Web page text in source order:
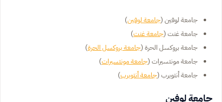
جامعة لوفين (جامعة لوفين)
جامعة غنت (جامعة غنت)
جامعة بروكسل الحرة (جامعة بروكسل الحرة)
جامعة مونتسيرات (جامعة مونتسيرات)
جامعة أنتويرب (جامعة أنتويرب)
جامعة لوفين